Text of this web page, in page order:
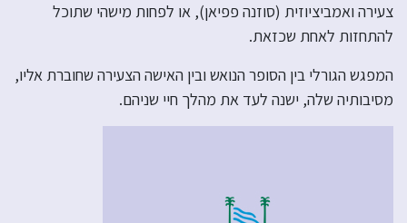
צעירה ואמביציוזית (סוזנה פפיאן), או לפחות מישהי שתוכל
להתחזות לאחת שכזאת.
המפגש הגורלי בין הסופר הנואש ובין האישה הצעירה שחוברת אליו,
מסיבותיה שלה, ישנה לעד את מהלך חיי שניהם.